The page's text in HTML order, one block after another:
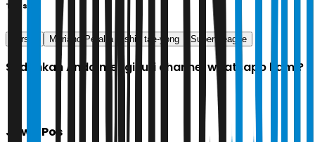
Tags
persija Mariano Peralta shin tae-yong Super League
Sudahkah Anda mengikuti channel whatsapp kami?
Jawa Pos